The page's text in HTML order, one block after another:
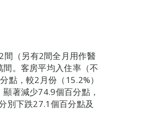
間（另有2間全月用作醫
。客房平均入住率（不
點，較2月份（15.2%）
著減少74.9個百分點，
別下跌27.1個百分點及